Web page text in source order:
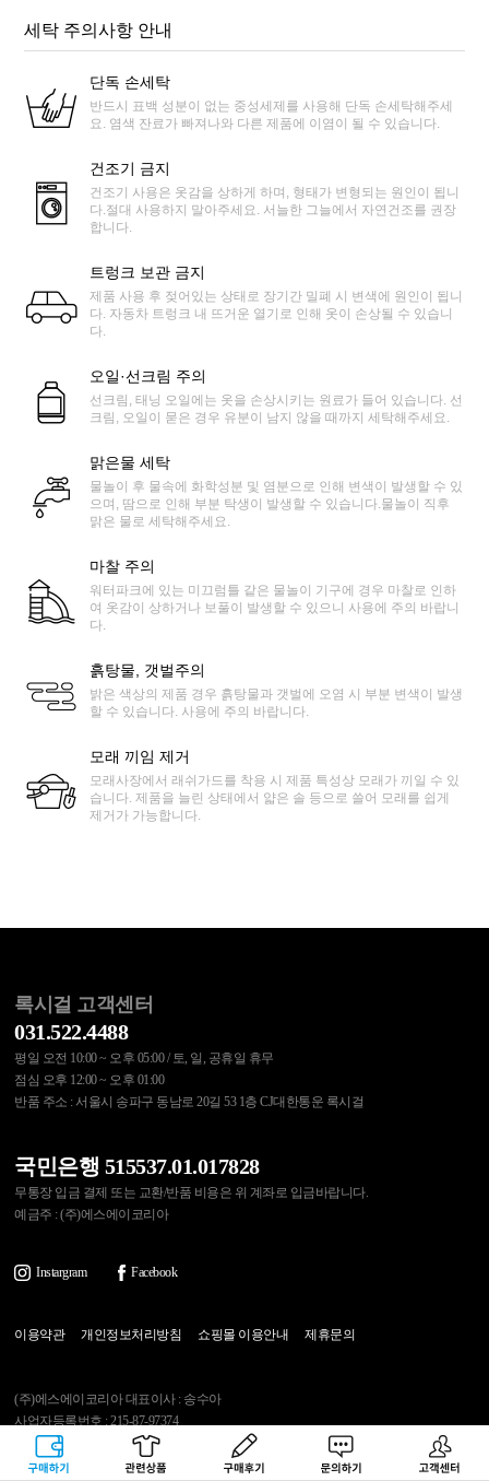
구매하기 관련상품 상품후기 문의하기 고객센터
세탁 주의사항 안내
단독 손세탁
반드시 표백 성분이 없는 중성세제를 사용해 단독 손세탁해주세
요. 염색 잔료가 빠져나와 다른 제품에 이염이 될 수 있습니다.
건조기 금지
건조기 사용은 옷감을 상하게 하며, 형태가 변형되는 원인이 됩니
다.절대 사용하지 말아주세요. 서늘한 그늘에서 자연건조를 권장
합니다.
트렁크 보관 금지
제품 사용 후 젖어있는 상태로 장기간 밀폐 시 변색에 원인이 됩니
다. 자동차 트렁크 내 뜨거운 열기로 인해 옷이 손상될 수 있습니
다.
오일·선크림 주의
선크림, 태닝 오일에는 옷을 손상시키는 원료가 들어 있습니다. 선
크림, 오일이 묻은 경우 유분이 남지 않을 때까지 세탁해주세요.
맑은물 세탁
물놀이 후 물속에 화학성분 및 염분으로 인해 변색이 발생할 수 있
으며, 땀으로 인해 부분 탁생이 발생할 수 있습니다.물놀이 직후
맑은 물로 세탁해주세요.
마찰 주의
워터파크에 있는 미끄럼틀 같은 물놀이 기구에 경우 마찰로 인하
여 옷감이 상하거나 보풀이 발생할 수 있으니 사용에 주의 바랍니
다.
흙탕물, 갯벌주의
밝은 색상의 제품 경우 흙탕물과 갯벌에 오염 시 부분 변색이 발생
할 수 있습니다. 사용에 주의 바랍니다.
모래 끼임 제거
모래사장에서 래쉬가드를 착용 시 제품 특성상 모래가 끼일 수 있
습니다. 제품을 늘린 상태에서 얇은 솔 등으로 쓸어 모래를 쉽게
제거가 가능합니다.
록시걸 고객센터
031.522.4488
평일 오전 10:00 ~ 오후 05:00 / 토, 일, 공휴일 휴무
점심 오후 12:00 ~ 오후 01:00
반품 주소 : 서울시 송파구 동남로 20길 53 1층 CJ대한통운 록시걸
국민은행 515537.01.017828
무통장 입금 결제 또는 교환/반품 비용은 위 계좌로 입금바랍니다.
예금주 : (주)에스에이코리아
Instargram Facebook
이용약관 개인정보처리방침 쇼핑몰 이용안내 제휴문의
(주)에스에이코리아 대표이사 : 송수아
사업자등록번호 : 215-87-97374
통신판매업신고번호 : 제2020-다산-0607호[사업자정보확인]
주소 : 경기도 남양주시 가운로153 (다산동)